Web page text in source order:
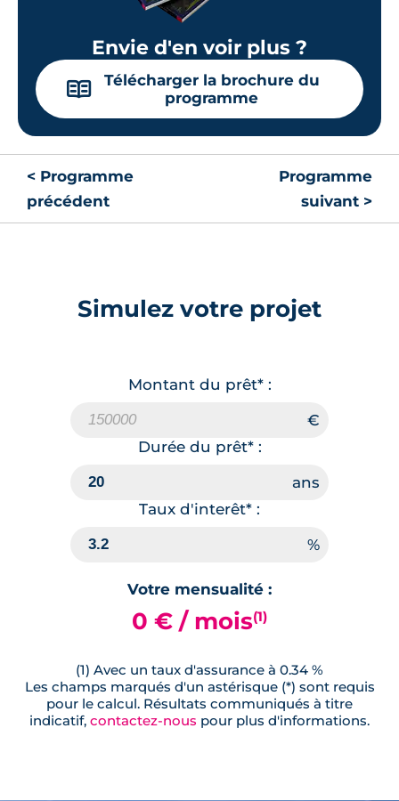
Envie d'en voir plus ?
📖
Télécharger la brochure du
programme
< Programme
précédent
Programme
suivant >
Simulez votre projet
Montant du prêt* :
Durée du prêt* :
Taux d'interêt* :
Votre mensualité :
0 € / mois(1)
(1) Avec un taux d'assurance à 0.34 %
Les champs marqués d'un astérisque (*) sont requis
pour le calcul. Résultats communiqués à titre
indicatif, contactez-nous pour plus d'informations.